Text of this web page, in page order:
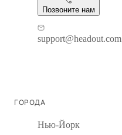
Позвоните нам
support@headout.com
ГОРОДА
Нью-Йорк